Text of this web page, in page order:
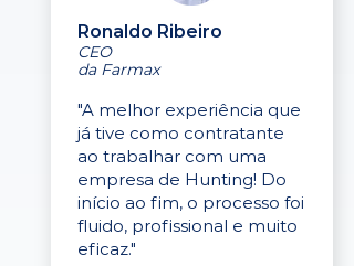
Ronaldo Ribeiro
CEO
da Farmax
"A melhor experiência que
já tive como contratante
ao trabalhar com uma
empresa de Hunting! Do
início ao fim, o processo foi
fluido, profissional e muito
eficaz."